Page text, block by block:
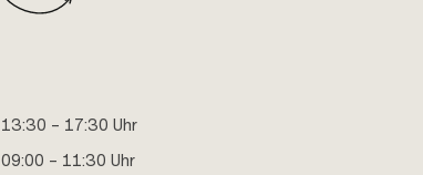
13:30 – 17:30 Uhr
09:00 – 11:30 Uhr